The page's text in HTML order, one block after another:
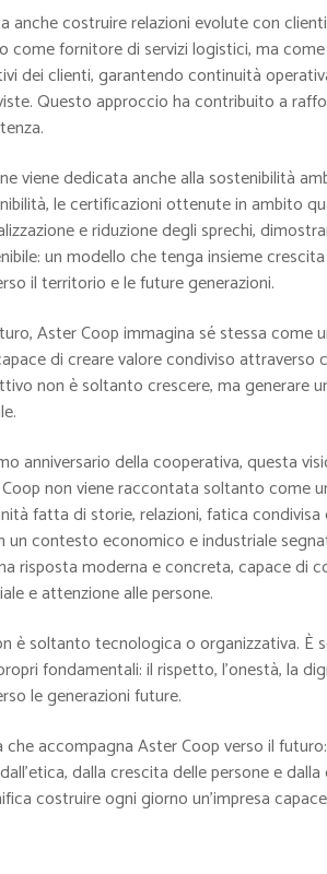
anche costruire relazioni evolute con
come fornitore di servizi logistici, ma
dei clienti, garantendo continuità
Questo approccio ha contribuito a
viene dedicata anche alla sostenibilità
le certificazioni ottenute in ambito
e riduzione degli sprechi,
un modello che tenga insieme
il territorio e le future generazioni.
Aster Coop immagina sé stessa come
di creare valore condiviso attraverso
non è soltanto crescere, ma
anniversario della cooperativa, questa
non viene raccontata soltanto come
fatta di storie, relazioni, fatica
un contesto economico e industriale
risposta moderna e concreta, capace di
e attenzione alle persone.
è soltanto tecnologica o organizzativa.
fondamentali: il rispetto, l’onestà, la
le generazioni future.
che accompagna Aster Coop verso il
dalla crescita delle persone e
costruire ogni giorno un’impresa